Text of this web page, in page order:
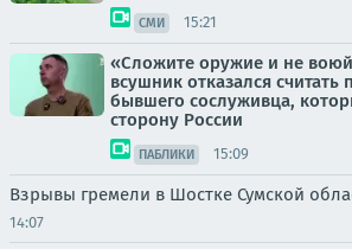
СМИ 15:21
«Сложите оружие и не
всушник отказался считать
бывшего сослуживца,
сторону России
ПАБЛИКИ 15:09
Взрывы гремели в Шостке Сумской
14:07